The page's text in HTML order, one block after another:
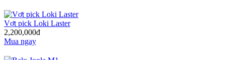
Vợt pick Loki Laster
2,200,000đ
Mua ngay